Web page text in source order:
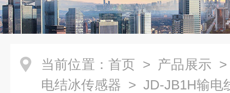
当前位置： 首页 > 产品展示
电结冰传感器 > JD-JB1H输电